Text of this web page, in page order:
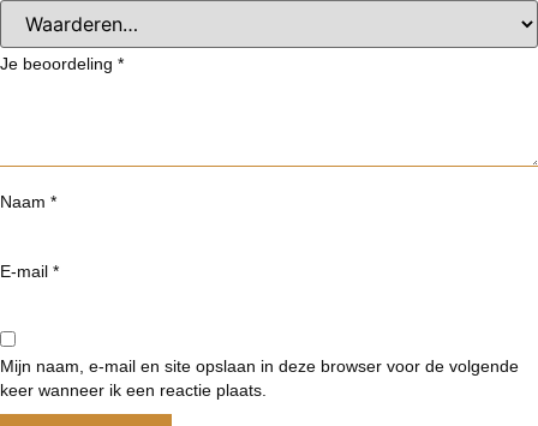
Je beoordeling *
Naam *
E-mail *
Mijn naam, e-mail en site opslaan in deze browser voor de volgende
keer wanneer ik een reactie plaats.